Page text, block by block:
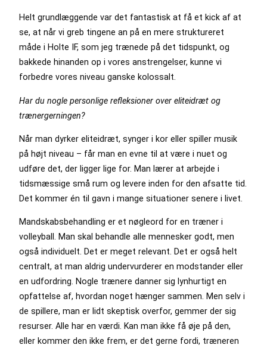
Helt grundlæggende var det fantastisk at få et kick af at
se, at når vi greb tingene an på en mere struktureret
måde i Holte IF, som jeg trænede på det tidspunkt, og
bakkede hinanden op i vores anstrengelser, kunne vi
forbedre vores niveau ganske kolossalt.
Har du nogle personlige refleksioner over eliteidræt og
trænergerningen?
Når man dyrker eliteidræt, synger i kor eller spiller musik
på højt niveau – får man en evne til at være i nuet og
udføre det, der ligger lige for. Man lærer at arbejde i
tidsmæssige små rum og levere inden for den afsatte tid.
Det kommer én til gavn i mange situationer senere i livet.
Mandskabsbehandling er et nøgleord for en træner i
volleyball. Man skal behandle alle mennesker godt, men
også individuelt. Det er meget relevant. Det er også helt
centralt, at man aldrig undervurderer en modstander eller
en udfordring. Nogle trænere danner sig lynhurtigt en
opfattelse af, hvordan noget hænger sammen. Men selv i
de spillere, man er lidt skeptisk overfor, gemmer der sig
resurser. Alle har en værdi. Kan man ikke få øje på den,
eller kommer den ikke frem, er det gerne fordi, træneren